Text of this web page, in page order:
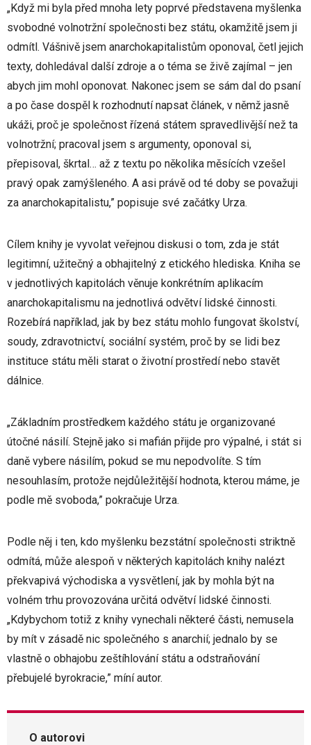
„Když mi byla před mnoha lety poprvé představena myšlenka
svobodné volnotržní společnosti bez státu, okamžitě jsem ji
odmítl. Vášnivě jsem anarchokapitalistům oponoval, četl jejich
texty, dohledával další zdroje a o téma se živě zajímal – jen
abych jim mohl oponovat. Nakonec jsem se sám dal do psaní
a po čase dospěl k rozhodnutí napsat článek, v němž jasně
ukáži, proč je společnost řízená státem spravedlivější než ta
volnotržní; pracoval jsem s argumenty, oponoval si,
přepisoval, škrtal… až z textu po několika měsících vzešel
pravý opak zamýšleného. A asi právě od té doby se považuji
za anarchokapitalistu,” popisuje své začátky Urza.
Cílem knihy je vyvolat veřejnou diskusi o tom, zda je stát
legitimní, užitečný a obhajitelný z etického hlediska. Kniha se
v jednotlivých kapitolách věnuje konkrétním aplikacím
anarchokapitalismu na jednotlivá odvětví lidské činnosti.
Rozebírá například, jak by bez státu mohlo fungovat školství,
soudy, zdravotnictví, sociální systém, proč by se lidi bez
instituce státu měli starat o životní prostředí nebo stavět
dálnice.
„Základním prostředkem každého státu je organizované
útočné násilí. Stejně jako si mafián přijde pro výpalné, i stát si
daně vybere násilím, pokud se mu nepodvolíte. S tím
nesouhlasím, protože nejdůležitější hodnota, kterou máme, je
podle mě svoboda,” pokračuje Urza.
Podle něj i ten, kdo myšlenku bezstátní společnosti striktně
odmítá, může alespoň v některých kapitolách knihy nalézt
překvapivá východiska a vysvětlení, jak by mohla být na
volném trhu provozována určitá odvětví lidské činnosti.
„Kdybychom totiž z knihy vynechali některé části, nemusela
by mít v zásadě nic společného s anarchií; jednalo by se
vlastně o obhajobu zeštíhlování státu a odstraňování
přebujelé byrokracie,” míní autor.
O autorovi